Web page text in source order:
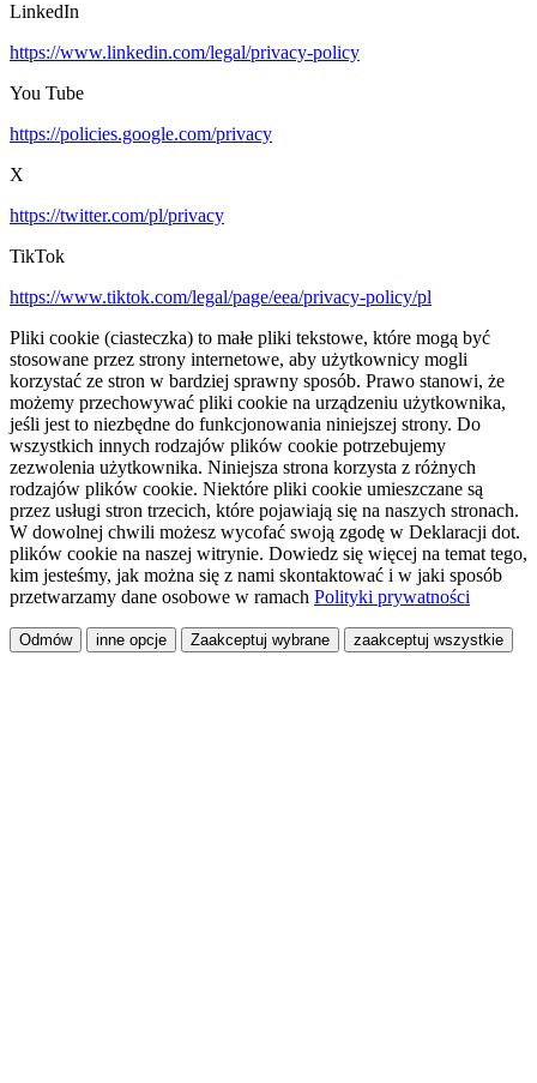
LinkedIn
https://www.linkedin.com/legal/privacy-policy
You Tube
https://policies.google.com/privacy
X
https://twitter.com/pl/privacy
TikTok
https://www.tiktok.com/legal/page/eea/privacy-policy/pl
Pliki cookie (ciasteczka) to małe pliki tekstowe, które mogą być
stosowane przez strony internetowe, aby użytkownicy mogli
korzystać ze stron w bardziej sprawny sposób. Prawo stanowi, że
możemy przechowywać pliki cookie na urządzeniu użytkownika,
jeśli jest to niezbędne do funkcjonowania niniejszej strony. Do
wszystkich innych rodzajów plików cookie potrzebujemy
zezwolenia użytkownika. Niniejsza strona korzysta z różnych
rodzajów plików cookie. Niektóre pliki cookie umieszczane są
przez usługi stron trzecich, które pojawiają się na naszych stronach.
W dowolnej chwili możesz wycofać swoją zgodę w Deklaracji dot.
plików cookie na naszej witrynie. Dowiedz się więcej na temat tego,
kim jesteśmy, jak można się z nami skontaktować i w jaki sposób
przetwarzamy dane osobowe w ramach Polityki prywatności
Odmów inne opcje Zaakceptuj wybrane zaakceptuj wszystkie